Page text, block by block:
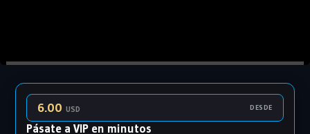
6.00USD DESDE
Pásate a VIP en minutos